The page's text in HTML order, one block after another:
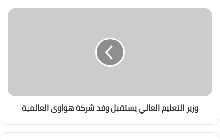
وزير التعليم العالي يستقبل وفد شركة هواوى العالمية